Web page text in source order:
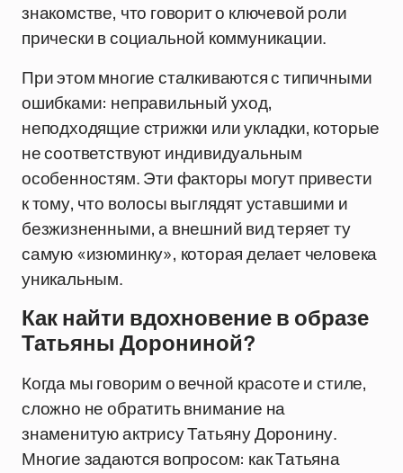
знакомстве, что говорит о ключевой роли
прически в социальной коммуникации.
При этом многие сталкиваются с типичными
ошибками: неправильный уход,
неподходящие стрижки или укладки, которые
не соответствуют индивидуальным
особенностям. Эти факторы могут привести
к тому, что волосы выглядят уставшими и
безжизненными, а внешний вид теряет ту
самую «изюминку», которая делает человека
уникальным.
Как найти вдохновение в образе
Татьяны Дорониной?
Когда мы говорим о вечной красоте и стиле,
сложно не обратить внимание на
знаменитую актрису Татьяну Доронину.
Многие задаются вопросом: как Татьяна